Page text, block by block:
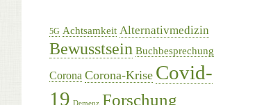
5G Achtsamkeit Alternativmedizin
Bewusstsein Buchbesprechung
Corona Corona-Krise Covid-
19 Demenz Forschung